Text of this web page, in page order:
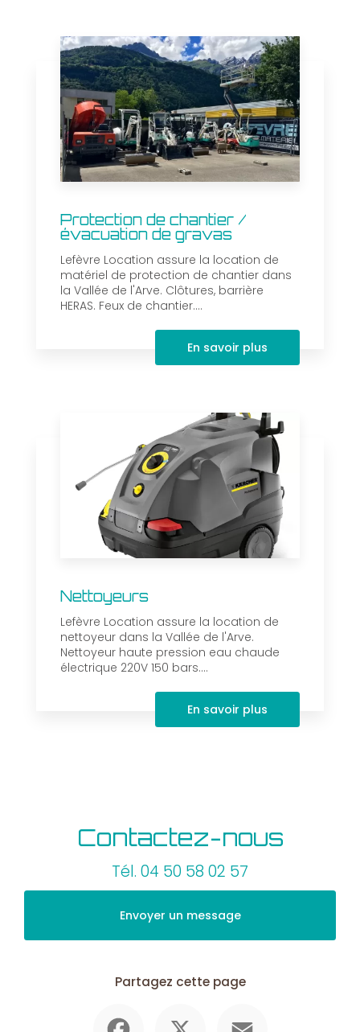
Protection de chantier /
évacuation de gravas
Lefèvre Location assure la location de
matériel de protection de chantier dans
la Vallée de l'Arve. Clôtures, barrière
HERAS. Feux de chantier....
En savoir plus
Nettoyeurs
Lefèvre Location assure la location de
nettoyeur dans la Vallée de l'Arve.
Nettoyeur haute pression eau chaude
électrique 220V 150 bars....
En savoir plus
Contactez-nous
Tél. 04 50 58 02 57
Envoyer un message
Partagez cette page